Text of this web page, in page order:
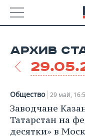
УДМУРТИЯ
НОВОСТИ
НОВОСТИ
ДЕКЛАРАЦИИ О
ЭКОНОМИКА
НОВОСТИ
АРХИВ
Общество 29 май,
Заводчане
Татарстан на
десятки» в